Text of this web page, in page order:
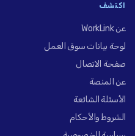
اكتشف
عن WorkLink
لوحة بيانات سوق العمل
صفحة الاتصال
عن المنصة
الأسئلة الشائعة
الشروط والأحكام